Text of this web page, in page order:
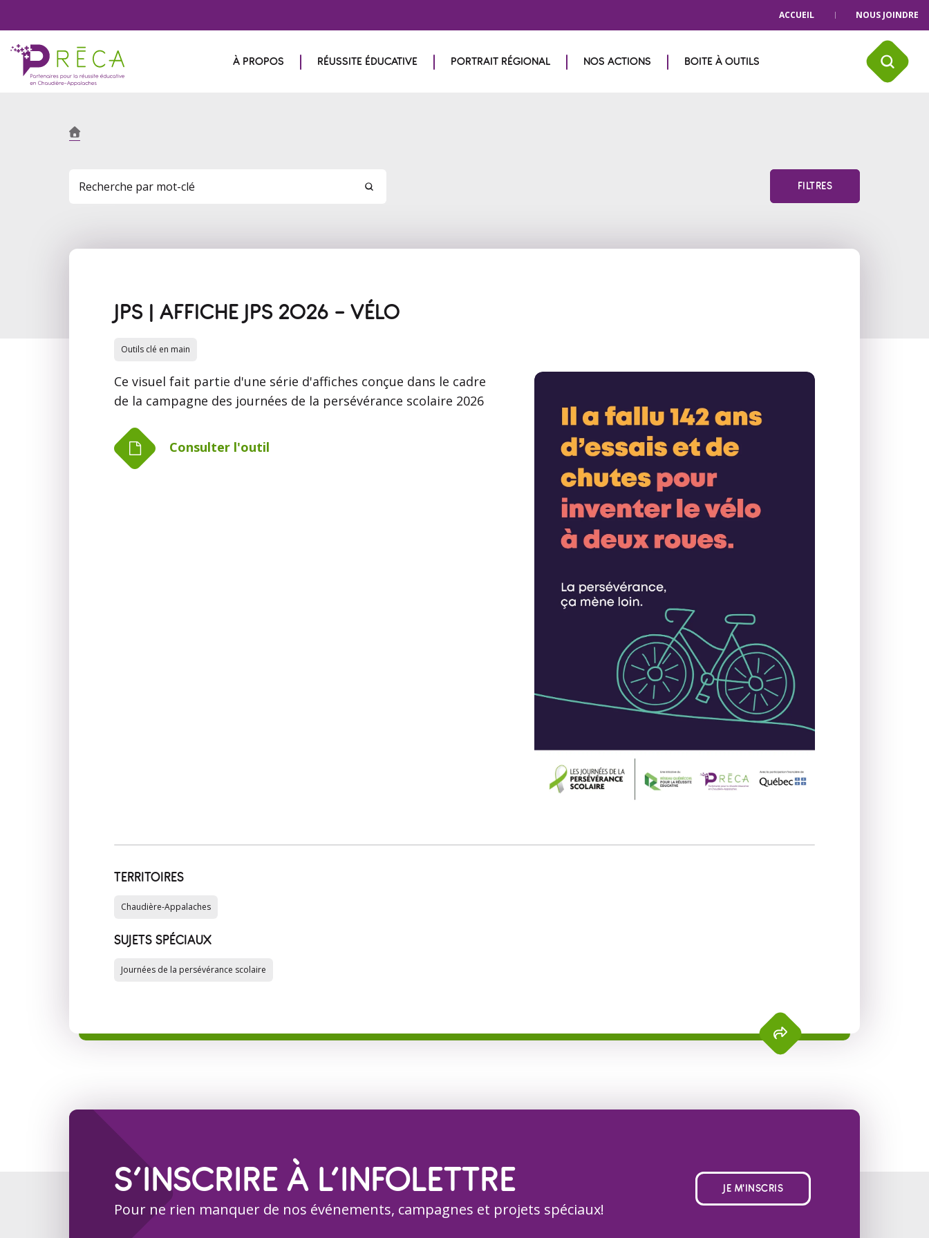
ACCUEIL NOUS JOINDRE
À PROPOS RÉUSSITE ÉDUCATIVE PORTRAIT RÉGIONAL NOS ACTIONS BOITE À OUTILS
FILTRES
JPS | AFFICHE JPS 2026 - VÉLO
Outils clé en main
Ce visuel fait partie d'une série d'affiches conçue dans le cadre
de la campagne des journées de la persévérance scolaire 2026
Consulter l'outil
TERRITOIRES
Chaudière-Appalaches
SUJETS SPÉCIAUX
Journées de la persévérance scolaire
S’INSCRIRE À L’INFOLETTRE
Pour ne rien manquer de nos événements, campagnes et projets spéciaux!
JE M'INSCRIS